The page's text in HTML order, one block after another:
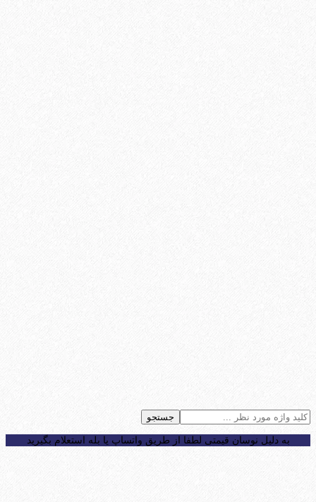
جستجو
به دلیل نوسان قیمتی لطفا از طریق واتساپ یا بله استعلام بگیرید